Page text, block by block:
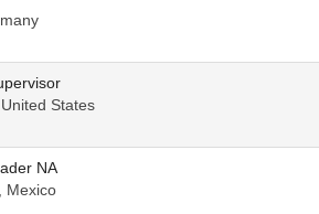
States
NA
Mexico